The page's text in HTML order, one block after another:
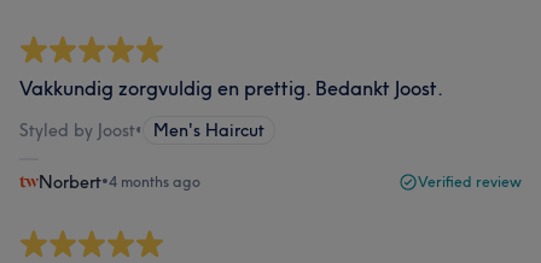
Vakkundig zorgvuldig en prettig. Bedankt Joost.
Styled by Joost• Men's Haircut
Norbert•4 months ago Verified review